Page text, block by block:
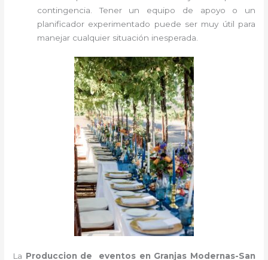
contingencia. Tener un equipo de apoyo o un
planificador experimentado puede ser muy útil para
manejar cualquier situación inesperada.
La Produccion de eventos en Granjas Modernas-San